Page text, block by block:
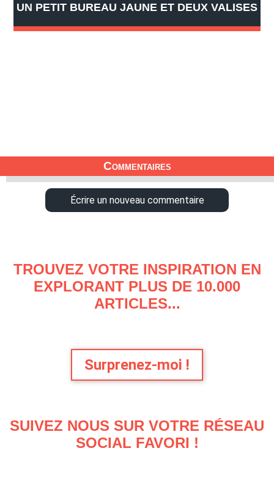
UN PETIT BUREAU JAUNE ET DEUX VALISES
Commentaires
Écrire un nouveau commentaire
TROUVEZ VOTRE INSPIRATION EN
EXPLORANT PLUS DE 10.000
ARTICLES...
Surprenez-moi !
SUIVEZ NOUS SUR VOTRE RÉSEAU
SOCIAL FAVORI !